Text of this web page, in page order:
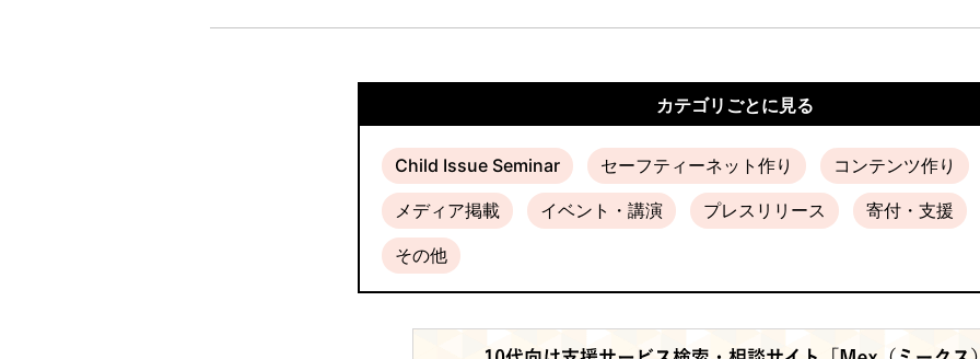
カテゴリごとに見る
Child Issue Seminar セーフティーネット作り コンテンツ作り
メディア掲載 イベント・講演 プレスリリース 寄付・支援
その他